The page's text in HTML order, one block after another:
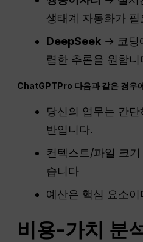
생태계 자동화가
DeepSeek → 코딩
렴한 추론을 원합니
ChatGPTPro 다음과 같은 경우
당신의 업무는 간
반입니다.
컨텍스트/파일 크
습니다
예산은 핵심 요소
비용-가치 분